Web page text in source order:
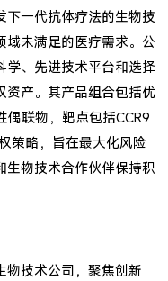
下一代抗体疗法的生物技
域未满足的医疗需求。公
学、先进技术平台和选择
资产。其产品组合包括优
偶联物，靶点包括CCR9
策略，旨在最大化风险
生物技术合作伙伴保持积
物技术公司，聚焦创新